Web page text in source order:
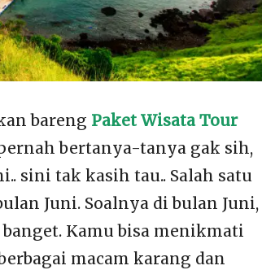
bareng Paket Wisata Tour
bertanya-tanya gak sih,
sini tak kasih tau.. Salah satu
Juni. Soalnya di bulan Juni,
Kamu bisa menikmati
macam karang dan